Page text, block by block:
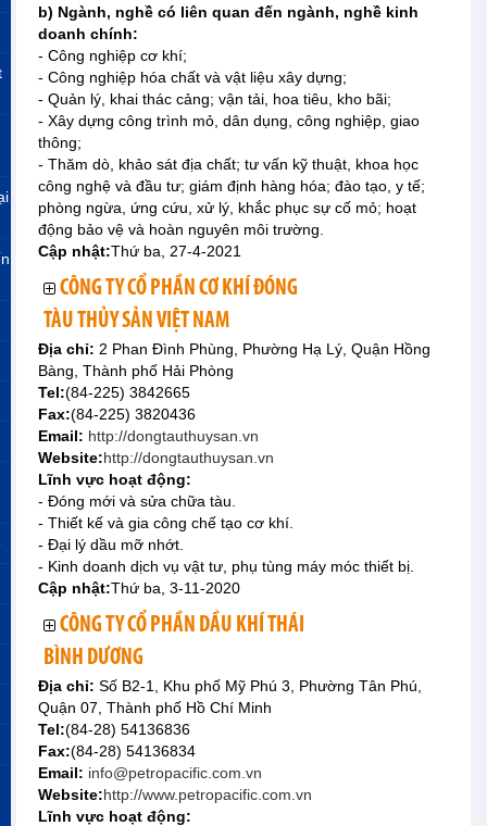
b) Ngành, nghề có liên quan đến ngành, nghề kinh
doanh chính:
- Công nghiệp cơ khí;
- Công nghiệp hóa chất và vật liệu xây dựng;
- Quản lý, khai thác cảng; vận tải, hoa tiêu, kho bãi;
- Xây dựng công trình mỏ, dân dụng, công nghiệp, giao
thông;
- Thăm dò, khảo sát địa chất; tư vấn kỹ thuật, khoa học
công nghệ và đầu tư; giám định hàng hóa; đào tạo, y tế;
phòng ngừa, ứng cứu, xử lý, khắc phục sự cố mỏ; hoạt
động bảo vệ và hoàn nguyên môi trường.
Cập nhật:Thứ ba, 27-4-2021
CÔNG TY CỔ PHẦN CƠ KHÍ ĐÓNG
TÀU THỦY SẢN VIỆT NAM
Địa chỉ: 2 Phan Đình Phùng, Phường Hạ Lý, Quận Hồng
Bàng, Thành phố Hải Phòng
Tel:(84-225) 3842665
Fax:(84-225) 3820436
Email: http://dongtauthuysan.vn
Website:http://dongtauthuysan.vn
Lĩnh vực hoạt động:
- Đóng mới và sửa chữa tàu.
- Thiết kế và gia công chế tạo cơ khí.
- Đại lý dầu mỡ nhớt.
- Kinh doanh dịch vụ vật tư, phụ tùng máy móc thiết bị.
Cập nhật:Thứ ba, 3-11-2020
CÔNG TY CỔ PHẦN DẦU KHÍ THÁI
BÌNH DƯƠNG
Địa chỉ: Số B2-1, Khu phố Mỹ Phú 3, Phường Tân Phú,
Quận 07, Thành phố Hồ Chí Minh
Tel:(84-28) 54136836
Fax:(84-28) 54136834
Email: info@petropacific.com.vn
Website:http://www.petropacific.com.vn
Lĩnh vực hoạt động: